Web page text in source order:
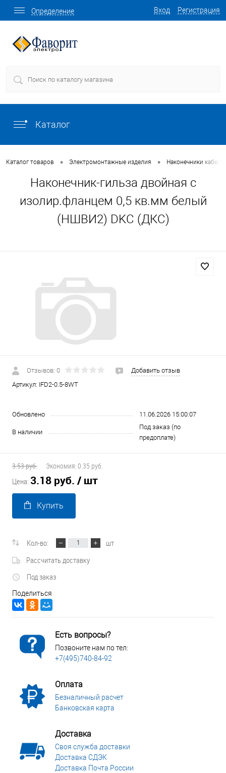
Вход Регистрация
Определение
Каталог
Каталог товаров • Электромонтажные изделия • Наконечники
Наконечник-гильза двойная с
изолир.фланцем 0,5 кв.мм белый
(НШВИ2) DKC (ДКС)
Отзывов: 0
Добавить отзыв
Артикул: IFD2-0.5-8WT
Обновлено 11.06.2026 15:00:07
В наличии
Под заказ (по
предоплате)
3.53 руб. Экономия: 0.35 руб.
Цена: 3.18 руб. / шт
Купить
Кол-во:
шт
Рассчитать доставку
Под заказ
Поделиться
Есть вопросы?
Позвоните нам по тел:
+7(495)740-84-92
Оплата
Безналичный расчет
Банковская карта
Доставка
Своя служба доставки
Доставка СДЭК
Доставка Почта России